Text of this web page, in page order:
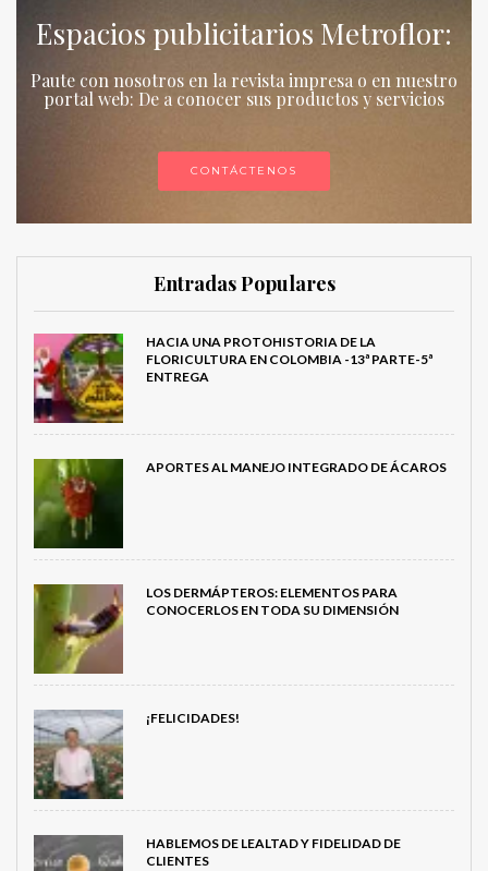
Espacios publicitarios Metroflor:
Paute con nosotros en la revista impresa o en nuestro
portal web: De a conocer sus productos y servicios
CONTÁCTENOS
Entradas Populares
HACIA UNA PROTOHISTORIA DE LA
FLORICULTURA EN COLOMBIA -13ª PARTE-5ª
ENTREGA
APORTES AL MANEJO INTEGRADO DE ÁCAROS
LOS DERMÁPTEROS: ELEMENTOS PARA
CONOCERLOS EN TODA SU DIMENSIÓN
¡FELICIDADES!
HABLEMOS DE LEALTAD Y FIDELIDAD DE
CLIENTES